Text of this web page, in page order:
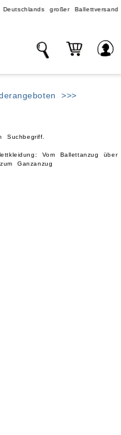
großer Ballettversand.
>>>
Vom Ballettanzug über
Ganzanzug